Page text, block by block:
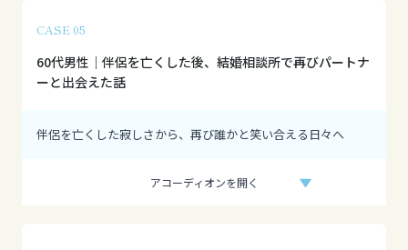
CASE 05
60代男性｜伴侶を亡くした後、結婚相談所で再びパートナ
ーと出会えた話
伴侶を亡くした寂しさから、再び誰かと笑い合える日々へ
アコーディオンを開く